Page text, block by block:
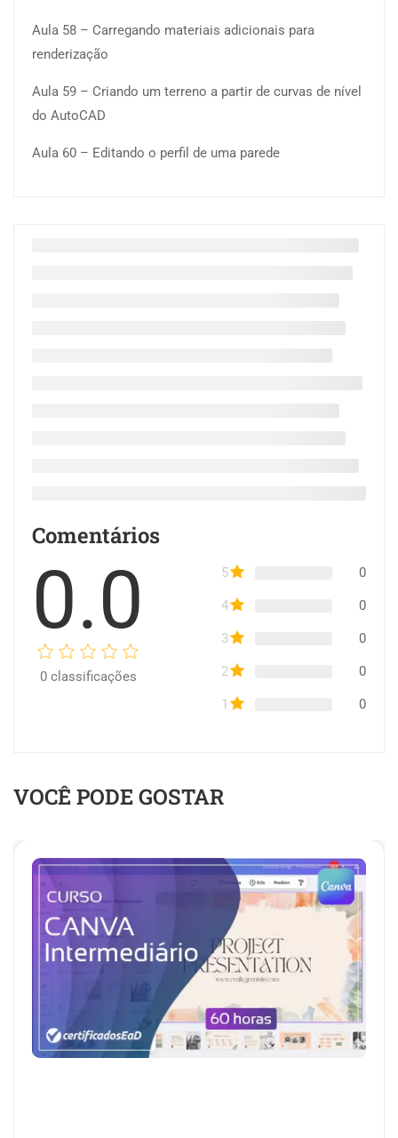
Aula 58 – Carregando materiais adicionais para
renderização
Aula 59 – Criando um terreno a partir de curvas de nível
do AutoCAD
Aula 60 – Editando o perfil de uma parede
Comentários
0.0
0classificações
5 0
4 0
3 0
2 0
1 0
VOCÊ PODE GOSTAR